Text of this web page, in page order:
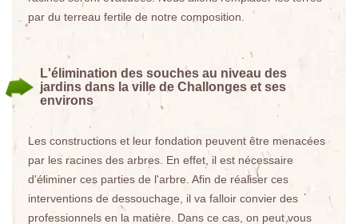
par du terreau fertile de notre composition.
L'élimination des souches au niveau des
jardins dans la ville de Challonges et ses
environs
Les constructions et leur fondation peuvent être menacées
par les racines des arbres. En effet, il est nécessaire
d'éliminer ces parties de l'arbre. Afin de réaliser ces
interventions de dessouchage, il va falloir convier des
professionnels en la matière. Dans ce cas, on peut vous